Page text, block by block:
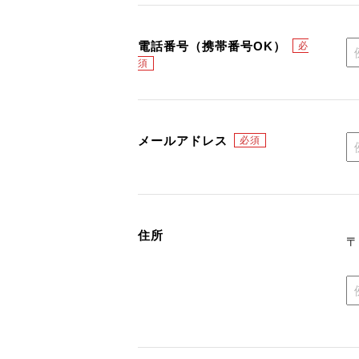
電話番号（携帯番号OK）
メールアドレス
住所